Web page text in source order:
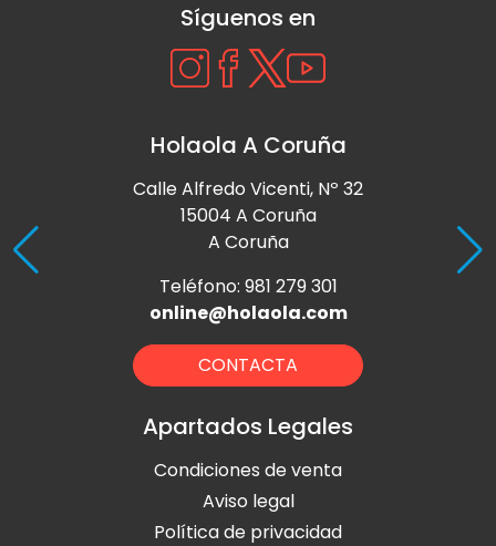
Síguenos en
Holaola A Coruña
Calle Alfredo Vicenti, Nº 32
15004 A Coruña
A Coruña
Teléfono: 981 279 301
online@holaola.com
CONTACTA
Apartados Legales
Condiciones de venta
Aviso legal
Política de privacidad